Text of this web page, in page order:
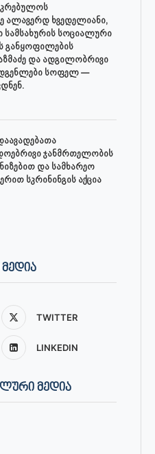
ალავერდ ხვედელიანი,
სამსახურის სოციალური
განყოფილების
და ადგილობრივი
სოფელ —
ჯანმრთელობის
და სამხარეო
სკრინინგის აქცია
TWITTER
LINKEDIN
ᲛᲔᲓᲘᲐ